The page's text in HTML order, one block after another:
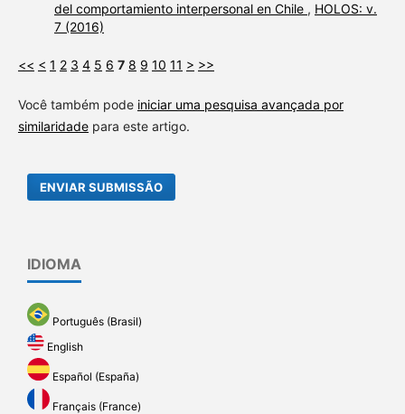
del comportamiento interpersonal en Chile , HOLOS: v.
7 (2016)
<< < 1 2 3 4 5 6 7 8 9 10 11 > >>
Você também pode iniciar uma pesquisa avançada por
similaridadepara este artigo.
ENVIAR SUBMISSÃO
IDIOMA
Português (Brasil)
English
Español (España)
Français (France)